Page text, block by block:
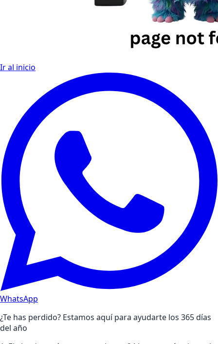
Ir al inicio
WhatsApp
¿Te has perdido? Estamos aquí para ayudarte los 365 días
del año